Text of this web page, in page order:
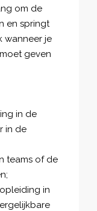
om de
en springt
wanneer je
geven
in de
in de
teams of de
in